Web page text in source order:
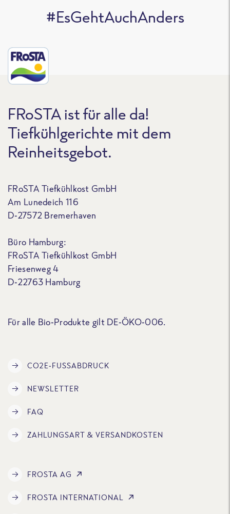
#EsGehtAuchAnders
FRoSTA ist für alle da!
Tiefkühlgerichte mit dem
Reinheitsgebot.
FRoSTA Tiefkühlkost GmbH
Am Lunedeich 116
D-27572 Bremerhaven
Büro Hamburg:
FRoSTA Tiefkühlkost GmbH
Friesenweg 4
D-22763 Hamburg
Für alle Bio-Produkte gilt DE-ÖKO-006.
CO2E-FUSSABDRUCK
NEWSLETTER
FAQ
ZAHLUNGSART & VERSANDKOSTEN
FROSTA AG
FROSTA INTERNATIONAL